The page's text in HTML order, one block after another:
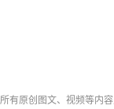
所有原创图文、视频等内